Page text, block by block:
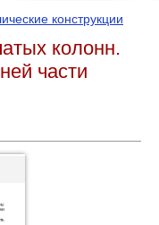
конструкции
колонн.
части